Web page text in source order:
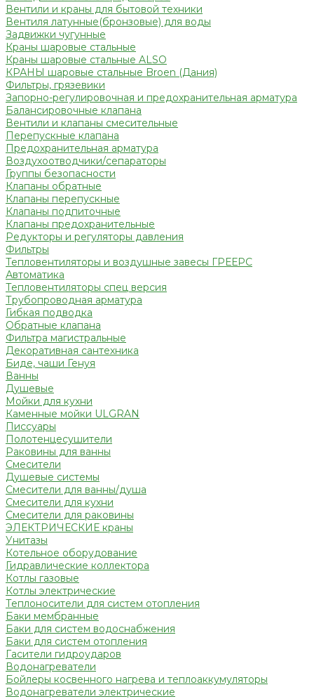
Вентили и краны для бытовой техники
Вентиля латунные(бронзовые) для воды
Задвижки чугунные
Краны шаровые стальные
Краны шаровые стальные ALSO
КРАНЫ шаровые стальные Broen (Дания)
Фильтры, грязевики
Запорно-регулировочная и предохранительная арматура
Балансировочные клапана
Вентили и клапаны смесительные
Перепускные клапана
Предохранительная арматура
Воздухоотводчики/сепараторы
Группы безопасности
Клапаны обратные
Клапаны перепускные
Клапаны подпиточные
Клапаны предохранительные
Редукторы и регуляторы давления
Фильтры
Тепловентиляторы и воздушные завесы ГРЕЕРС
Автоматика
Тепловентиляторы спец версия
Трубопроводная арматура
Гибкая подводка
Обратные клапана
Фильтра магистральные
Декоративная сантехника
Биде, чаши Генуя
Ванны
Душевые
Мойки для кухни
Каменные мойки ULGRAN
Писсуары
Полотенцесушители
Раковины для ванны
Смесители
Душевые системы
Смесители для ванны/душа
Смесители для кухни
Смесители для раковины
ЭЛЕКТРИЧЕСКИЕ краны
Унитазы
Котельное оборудование
Гидравлические коллектора
Котлы газовые
Котлы электрические
Теплоносители для систем отопления
Баки мембранные
Баки для систем водоснабжения
Баки для систем отопления
Гасители гидроударов
Водонагреватели
Бойлеры косвенного нагрева и теплоаккумуляторы
Водонагреватели электрические